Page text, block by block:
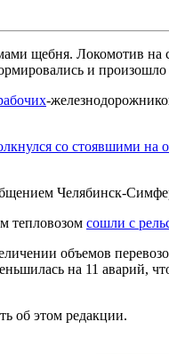
щебня. Локомотив на
и произошло
-
со стоявшими на
Челябинск-
тепловозом сошли с
объемов
на 11 аварий,
об этом редакции.